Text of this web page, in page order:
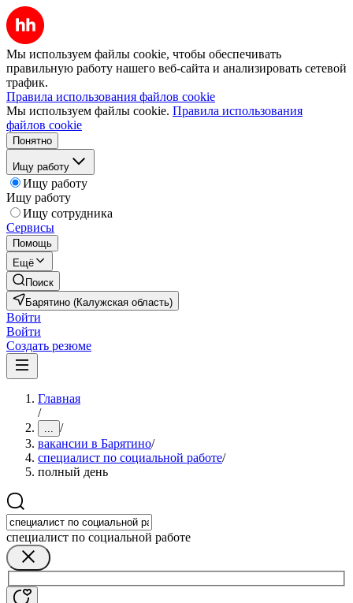
Мы используем файлы cookie, чтобы обеспечивать
правильную работу нашего веб-сайта и анализировать сетевой
трафик.
Правила использования файлов cookie
Мы используем файлы cookie. Правила использования
файлов cookie
Понятно
Ищу работу
Ищу работу
Ищу работу
Ищу сотрудника
Сервисы
Помощь
Ещё
Поиск
Барятино (Калужская область)
Войти
Войти
Создать резюме
Главная
/
... /
вакансии в Барятино/
специалист по социальной работе/
полный день
специалист по социальной работе